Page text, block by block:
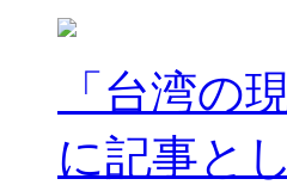
「台湾の
に記事と